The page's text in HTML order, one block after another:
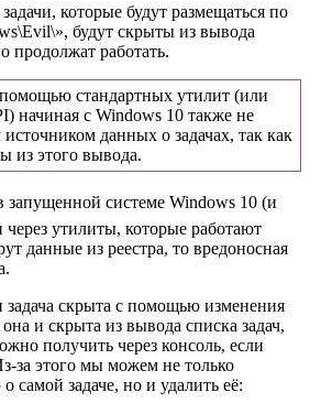
которые будут размещаться по
будут скрыты из вывода
продолжат работать.
стандартных утилит (или
начиная с Windows 10 также не
данных о задачах, так как
из этого вывода.
запущенной системе Windows 10 (и
через утилиты, которые работают
данные из реестра, то вредоносная
скрыта с помощью изменения
и скрыта из вывода списка задач,
получить через консоль, если
за этого мы можем не только
самой задаче, но и удалить её: